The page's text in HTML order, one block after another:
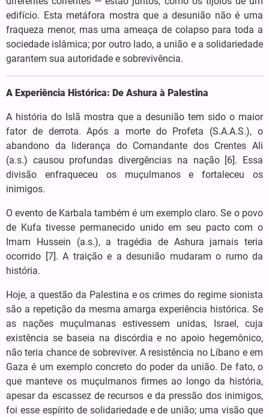
edifício. Esta metáfora mostra que a desunião não é uma
fraqueza menor, mas uma ameaça de colapso para toda a
sociedade islâmica; por outro lado, a união e a solidariedade
garantem sua autoridade e sobrevivência.
A Experiência Histórica: De Ashura à Palestina
A história do Islã mostra que a desunião tem sido o maior
fator de derrota. Após a morte do Profeta (S.A.A.S.), o
abandono da liderança do Comandante dos Crentes Ali
(a.s.) causou profundas divergências na nação [6]. Essa
divisão enfraqueceu os muçulmanos e fortaleceu os
inimigos.
O evento de Karbala também é um exemplo claro. Se o povo
de Kufa tivesse permanecido unido em seu pacto com o
Imam Hussein (a.s.), a tragédia de Ashura jamais teria
ocorrido [7]. A traição e a desunião mudaram o rumo da
história.
Hoje, a questão da Palestina e os crimes do regime sionista
são a repetição da mesma amarga experiência histórica. Se
as nações muçulmanas estivessem unidas, Israel, cuja
existência se baseia na discórdia e no apoio hegemônico,
não teria chance de sobreviver. A resistência no Líbano e em
Gaza é um exemplo concreto do poder da união. De fato, o
que manteve os muçulmanos firmes ao longo da história,
apesar da escassez de recursos e da pressão dos inimigos,
foi esse espírito de solidariedade e de união; uma visão que